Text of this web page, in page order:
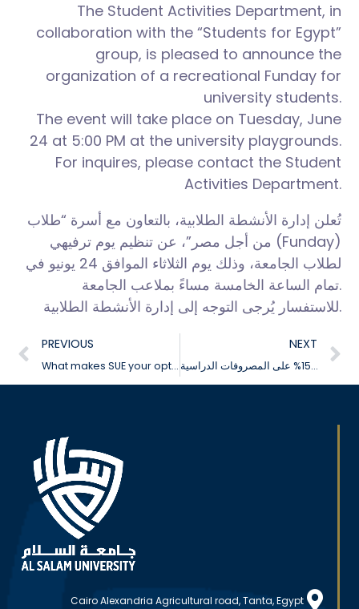
The Student Activities Department, in
collaboration with the “Students for Egypt”
group, is pleased to announce the
organization of a recreational Funday for
university students.
The event will take place on Tuesday, June
24 at 5:00 PM at the university playgrounds.
For inquires, please contact the Student
Activities Department.
تُعلن إدارة الأنشطة الطلابية، بالتعاون مع أسرة “طلاب
من أجل مصر”، عن تنظيم يوم ترفيهي (Funday)
لطلاب الجامعة، وذلك يوم الثلاثاء الموافق 24 يونيو في
تمام الساعة الخامسة مساءً بملاعب الجامعة.
للاستفسار يُرجى التوجه إلى إدارة الأنشطة الطلابية.
PREVIOUS
What makes SUE your optimal choice?
NEXT
متبقي 10 أيام للاستفادة من خصم الـ 15% على المصروفات الدراسية
Cairo Alexandria Agricultural road, Tanta, Egypt